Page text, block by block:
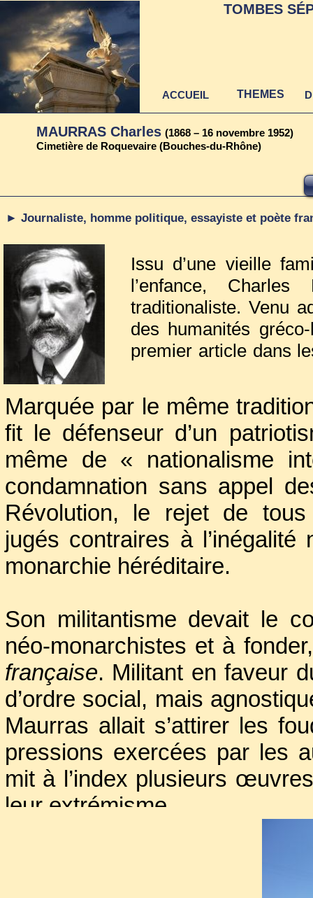
Marquée par le même
fit le défenseur d’un
même de « nationalisme
condamnation sans appel
Révolution, le rejet de
jugés contraires à
monarchie héréditaire.
Son militantisme devait le
néo-monarchistes et à
française. Militant en faveur
d’ordre social, mais
Maurras allait s’attirer les
pressions exercées par les
mit à l’index plusieurs
leur extrémisme.
MAURRAS Charles (1868 – 16 novembre 1952)
Cimetière de Roquevaire (Bouches-du-Rhône)
► Journaliste, homme politique, essayiste et poète
Issu d’une vieille
l’enfance,
traditionaliste. Venu
des humanités
premier article dans
L’Événement, La
Revue
conception
contre les excès
comme une forme de
TOMBES
ACCUEIL THEMES